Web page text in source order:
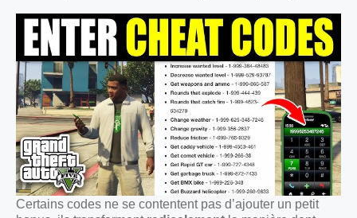
Certains codes ne se contentent pas d’ajouter un petit